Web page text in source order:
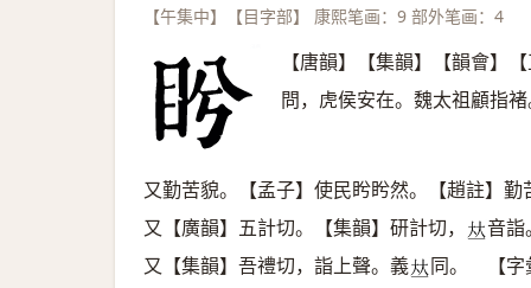
【午集中】【目字部】 康熙笔画：9 部外笔画：4
【唐韻】【集韻】【韻會】
問，虎侯安在。魏太祖顧指
又勤苦貌。【孟子】使民盻盻然。【趙註】
又【廣韻】五計切。【集韻】研計切， 𠀤音詣
又【集韻】吾禮切，詣上聲。義𠀤同。 【字